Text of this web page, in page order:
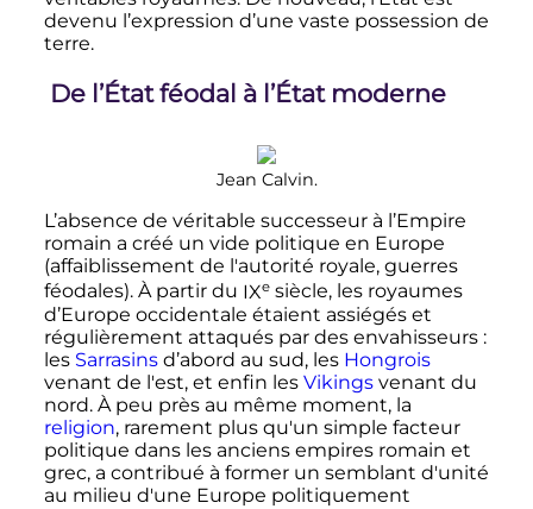
devenu l’expression d’une vaste possession de
terre.
De l’État féodal à l’État moderne
Jean Calvin.
L’absence de véritable successeur à l’Empire
romain a créé un vide politique en Europe
(affaiblissement de l'autorité royale, guerres
féodales). À partir du IXe siècle, les royaumes
d’Europe occidentale étaient assiégés et
régulièrement attaqués par des envahisseurs :
les Sarrasinsd’abord au sud, les Hongrois
venant de l'est, et enfin les Vikingsvenant du
nord. À peu près au même moment, la
religion, rarement plus qu'un simple facteur
politique dans les anciens empires romain et
grec, a contribué à former un semblant d'unité
au milieu d'une Europe politiquement